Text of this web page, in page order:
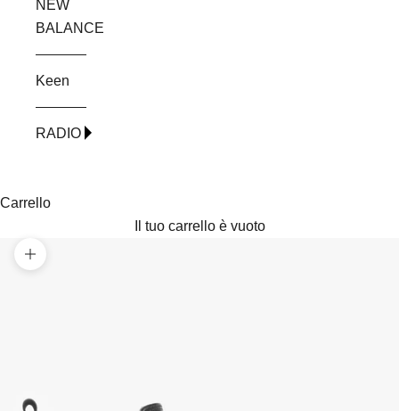
NEW
BALANCE
Keen
RADIO
Carrello
Il tuo carrello è vuoto
Ingrandisci immagine